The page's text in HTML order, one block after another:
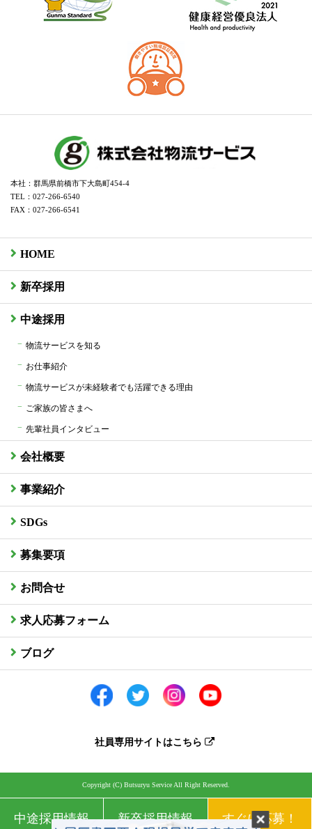
本社：群馬県前橋市下大島町454-4
TEL：027-266-6540
FAX：027-266-6541
HOME
新卒採用
中途採用
物流サービスを知る
お仕事紹介
物流サービスが未経験者でも活躍できる理由
ご家族の皆さまへ
先輩社員インタビュー
会社概要
事業紹介
SDGs
募集要項
お問合せ
求人応募フォーム
ブログ
社員専用サイトはこちら
Copyright (C) Butsuryu Service All Right Reserved.
中途採用情報 新卒採用情報 すぐに応募！